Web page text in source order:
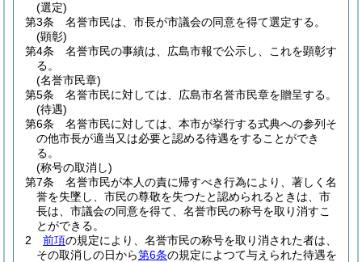
(選定)
第3条
名誉市民は、市長が市議会の同意を得て選定する。
(顕彰)
第4条
名誉市民の事績は、広島市報で公示し、これを顕彰す
る。
(名誉市民章)
第5条
名誉市民に対しては、広島市名誉市民章を贈呈する。
(待遇)
第6条
名誉市民に対しては、本市が挙行する式典への参列そ
の他市長が適当又は必要と認める待遇をすることができ
る。
(称号の取消し)
第7条
名誉市民が本人の責に帰すべき行為により、著しく名
誉を失墜し、市民の尊敬を失つたと認められるときは、市
長は、市議会の同意を得て、名誉市民の称号を取り消すこ
とができる。
2
前項の規定により、名誉市民の称号を取り消された者は、
その取消しの日から第6条の規定によつて与えられた待遇を